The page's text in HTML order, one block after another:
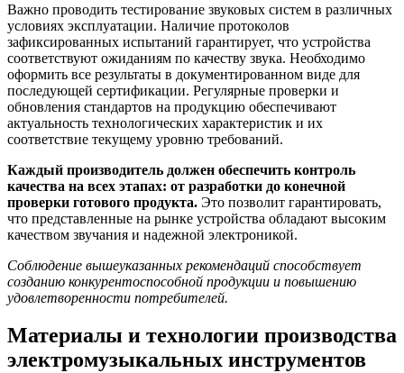
Важно проводить тестирование звуковых систем в различных
условиях эксплуатации. Наличие протоколов
зафиксированных испытаний гарантирует, что устройства
соответствуют ожиданиям по качеству звука. Необходимо
оформить все результаты в документированном виде для
последующей сертификации. Регулярные проверки и
обновления стандартов на продукцию обеспечивают
актуальность технологических характеристик и их
соответствие текущему уровню требований.
Каждый производитель должен обеспечить контроль
качества на всех этапах: от разработки до конечной
проверки готового продукта. Это позволит гарантировать,
что представленные на рынке устройства обладают высоким
качеством звучания и надежной электроникой.
Соблюдение вышеуказанных рекомендаций способствует
созданию конкурентоспособной продукции и повышению
удовлетворенности потребителей.
Материалы и технологии производства
электромузыкальных инструментов